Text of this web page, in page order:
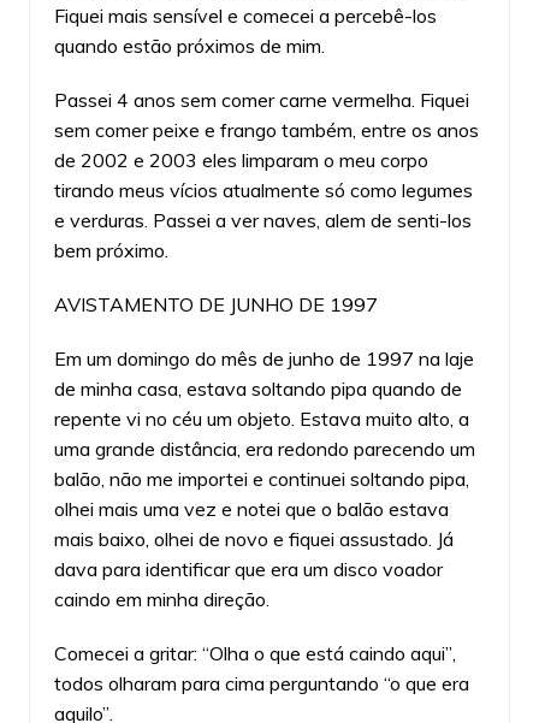
Fiquei mais sensível e comecei a percebê-los
quando estão próximos de mim.
Passei 4 anos sem comer carne vermelha. Fiquei
sem comer peixe e frango também, entre os anos
de 2002 e 2003 eles limparam o meu corpo
tirando meus vícios atualmente só como legumes
e verduras. Passei a ver naves, alem de senti-los
bem próximo.
AVISTAMENTO DE JUNHO DE 1997
Em um domingo do mês de junho de 1997 na laje
de minha casa, estava soltando pipa quando de
repente vi no céu um objeto. Estava muito alto, a
uma grande distância, era redondo parecendo um
balão, não me importei e continuei soltando pipa,
olhei mais uma vez e notei que o balão estava
mais baixo, olhei de novo e fiquei assustado. Já
dava para identificar que era um disco voador
caindo em minha direção.
Comecei a gritar: “Olha o que está caindo aqui”,
todos olharam para cima perguntando “o que era
aquilo”.